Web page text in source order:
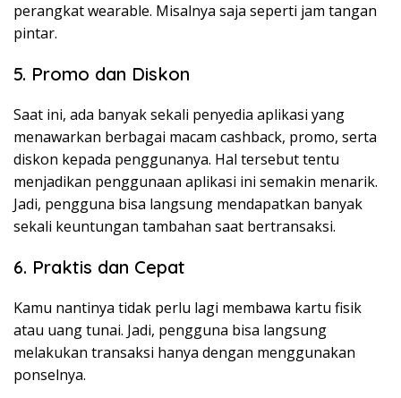
perangkat wearable. Misalnya saja seperti jam tangan
pintar.
5. Promo dan Diskon
Saat ini, ada banyak sekali penyedia aplikasi yang
menawarkan berbagai macam cashback, promo, serta
diskon kepada penggunanya. Hal tersebut tentu
menjadikan penggunaan aplikasi ini semakin menarik.
Jadi, pengguna bisa langsung mendapatkan banyak
sekali keuntungan tambahan saat bertransaksi.
6. Praktis dan Cepat
Kamu nantinya tidak perlu lagi membawa kartu fisik
atau uang tunai. Jadi, pengguna bisa langsung
melakukan transaksi hanya dengan menggunakan
ponselnya.